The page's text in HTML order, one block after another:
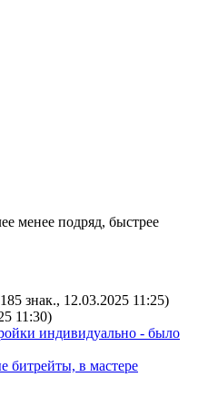
менее подряд, быстрее
знак., 12.03.2025 11:25)
11:30)
индивидуально - было
битрейты, в мастере